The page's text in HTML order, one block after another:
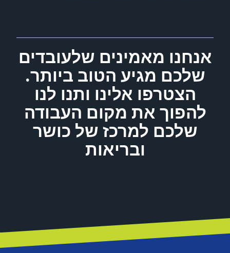
אנחנו מאמינים שלעובדים
שלכם מגיע הטוב ביותר.
הצטרפו אלינו ותנו לנו
להפוך את מקום העבודה
שלכם למרכז של כושר
ובריאות